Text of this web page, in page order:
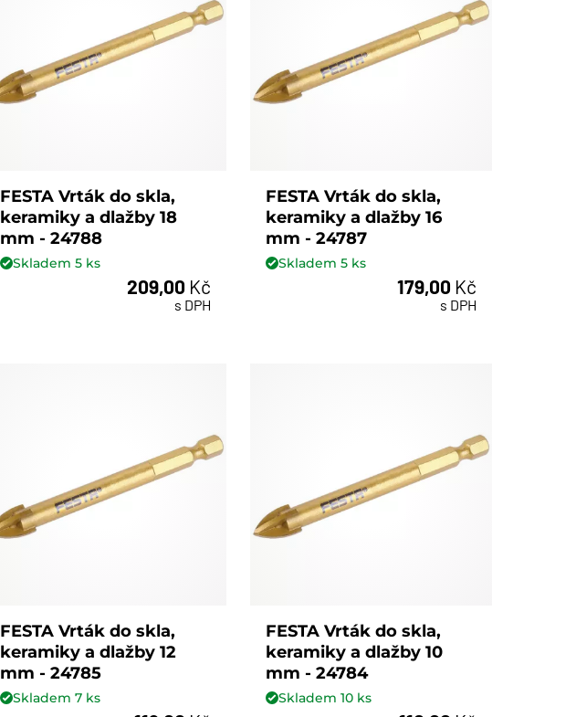
FESTA Vrták do skla,
keramiky a dlažby 18
mm - 24788
Skladem5 ks
209,00 Kč
s DPH
FESTA Vrták do skla,
keramiky a dlažby 16
mm - 24787
Skladem5 ks
179,00 Kč
s DPH
FESTA Vrták do skla,
keramiky a dlažby 12
mm - 24785
Skladem7 ks
FESTA Vrták do skla,
keramiky a dlažby 10
mm - 24784
Skladem10 ks